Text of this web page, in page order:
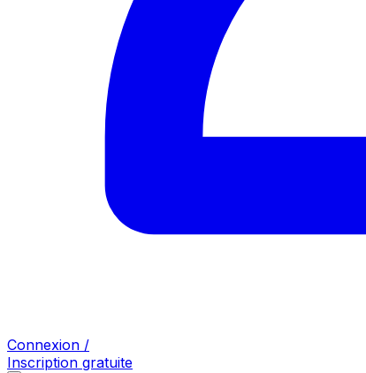
Connexion /
Inscription gratuite